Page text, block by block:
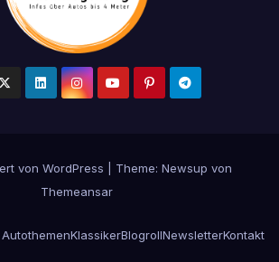
von WordPress Theme: Newsup von
Themeansar
KlassikerBlogrollNewsletterKontakt